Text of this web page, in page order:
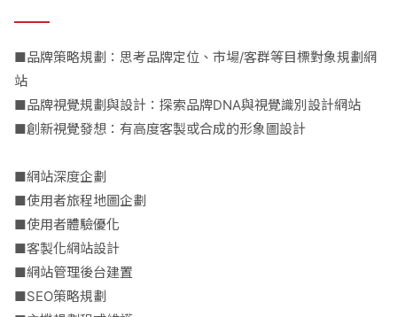
■品牌策略規劃：思考品牌定位、市場/客群等目標對象規劃網
站
■品牌視覺規劃與設計：探索品牌DNA與視覺識別設計網站
■創新視覺發想：有高度客製或合成的形象圖設計
■網站深度企劃
■使用者旅程地圖企劃
■使用者體驗優化
■客製化網站設計
■網站管理後台建置
■SEO策略規劃